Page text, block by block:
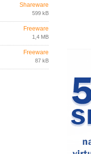
Shareware
599 kB
Freeware
1,4 MB
Freeware
87 kB